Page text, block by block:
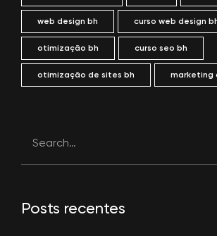
web design bh curso web design
otimização bh curso seo bh
otimização de sites bh marketing
Posts recentes